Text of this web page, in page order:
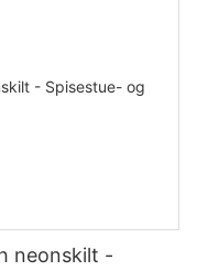
neonskilt -